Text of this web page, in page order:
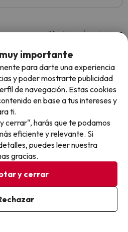
Mostrar más opiniones
BuscoUnChollo.com
5479 valoraciones
importante
para darte una experiencia
y poder mostrarte publicidad
de navegación. Estas cookies
en base a tus intereses y
ti.
cerrar", harás que te podamos
eficiente y relevante. Si
puedes leer nuestra
gracias.
y cerrar